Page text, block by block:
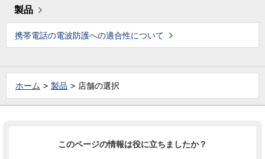
製品
携帯電話の電波防護への適合性について
ホーム 製品 店舗の選択
このページの情報は役に立ちましたか？